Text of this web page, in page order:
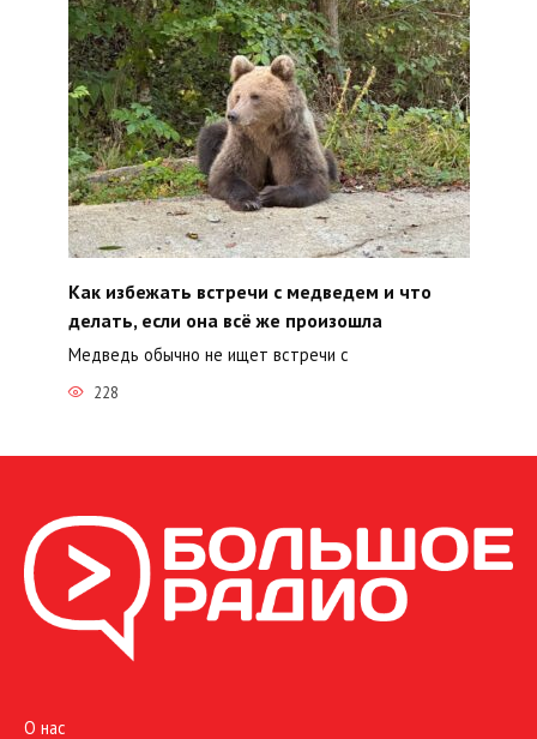
Как избежать встречи с медведем и что
делать, если она всё же произошла
Медведь обычно не ищет встречи с
228
О нас